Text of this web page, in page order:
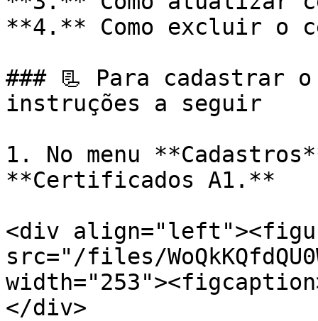
**4.** Como excluir o
### 📃 Para cadastrar
instruções a seguir
1. No menu
**Certificados A1.**
<div
src="/files/
</div>